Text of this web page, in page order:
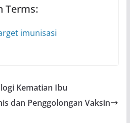
Terms:
imunisasi
Kematian Ibu
dan Penggolongan Vaksin